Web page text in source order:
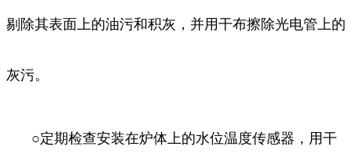
剔除其表面上的油污和积灰，并用干布擦除光电管上的
灰污。
○定期检查安装在炉体上的水位温度传感器，用干